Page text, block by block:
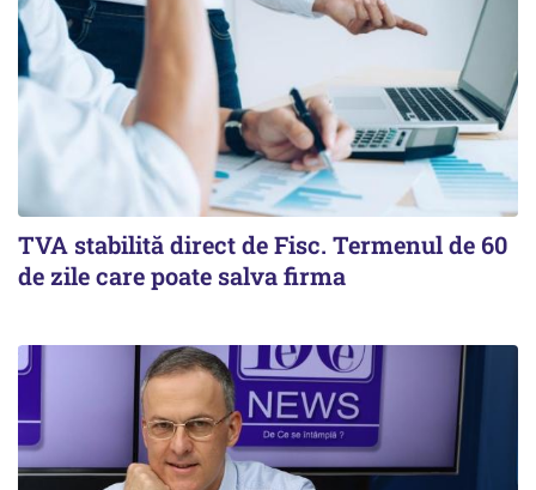
TVA stabilită direct de Fisc. Termenul de 60
de zile care poate salva firma